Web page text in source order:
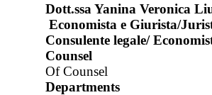
Dott.ssa Yanina Veronica
Economista e Giurista/
Consulente legale/
Counsel
Of Counsel
Departments